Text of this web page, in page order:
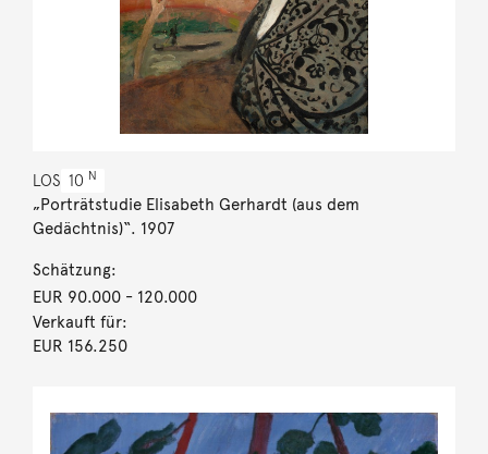
LOS 10 N
„Porträtstudie Elisabeth Gerhardt (aus dem
Gedächtnis)“. 1907
Schätzung:
EUR 90.000- 120.000
Verkauft für:
EUR 156.250